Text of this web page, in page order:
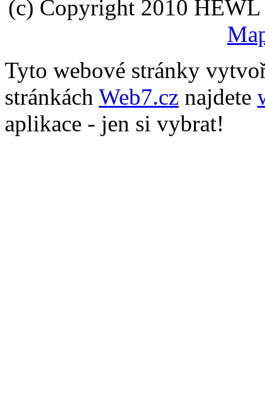
(c) Copyright 2010 HEWL
Tyto webové stránky
stránkách Web7.cz najdete
aplikace - jen si vybrat!